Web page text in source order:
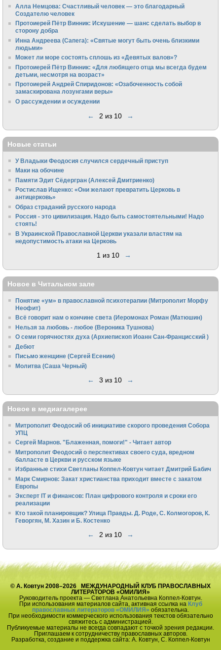
Алла Немцова: Счастливый человек — это благодарный
Создателю человек
Протоиерей Пётр Винник: Искушение — шанс сделать выбор в
сторону добра
Инна Андреева (Сапега): «Святые могут быть очень близкими
людьми»
Может ли море состоять сплошь из «Девятых валов»?
Протоиерей Пётр Винник: «Для любящего отца мы всегда будем
детьми, несмотря на возраст»
Протоиерей Андрей Спиридонов: «Озабоченность собой
замаскирована лозунгами веры»
О рассуждении и осуждении
← 2 из 10 →
Новые статьи
У Владыки Феодосия случился сердечный приступ
Маки на обочине
Памяти Эдит Сёдергран (Алексей Дмитриенко)
Ростислав Ищенко: «Они желают превратить Церковь в
антицерковь»
Образ страданий русского народа
Россия - это цивилизация. Надо быть самостоятельными! Надо
стоять!
В Украинской Православной Церкви указали властям на
недопустимость атаки на Церковь
1 из 10 →
Новое в Читальном зале
Понятие «ум» в православной психотерапии (Митрополит Морфу
Неофит)
Всё говорит нам о кончине света (Иеромонах Роман (Матюшин)
Нельзя за любовь - любое (Вероника Тушнова)
О семи горячностях духа (Архиепископ Иоанн Сан-Францисский )
Дебют
Письмо женщине (Сергей Есенин)
Молитва (Саша Черный)
← 3 из 10 →
Новое в медиагалерее
Митрополит Феодосий об инициативе скорого проведения Собора
УПЦ
Сергей Марнов. "Блаженная, помоги!" - Читает автор
Митрополит Феодосий о перспективах своего суда, вредном
балласте в Церкви и русском языке
Избранные стихи Светланы Коппел-Ковтун читает Дмитрий Бабич
Марк Смирнов: Закат христианства приходит вместе с закатом
Европы
Эксперт IT и финансов: План цифрового контроля и сроки его
реализации
Кто такой планировщик? Улица Правды. Д. Роде, С. Колмогоров, К.
Геворгян, М. Хазин и Б. Костенко
← 2 из 10 →
© А. Ковтун 2008–2026 МЕЖДУНАРОДНЫЙ КЛУБ ПРАВОСЛАВНЫХ
ЛИТЕРАТОРОВ «ОМИЛИЯ»
Руководитель проекта — Светлана Анатольевна Коппел-Ковтун.
При использования материалов сайта, активная ссылка на Клуб
православных литераторов «ОМИЛИЯ» обязательна.
При необходимости коммерческого использования текстов обязательно
свяжитесь с администрацией.
Публикуемые материалы не всегда совпадают с точкой зрения редакции.
Приглашаем к сотрудничеству православных авторов.
Разработка, создание и поддержка сайта: А. Ковтун, С. Коппел-Ковтун